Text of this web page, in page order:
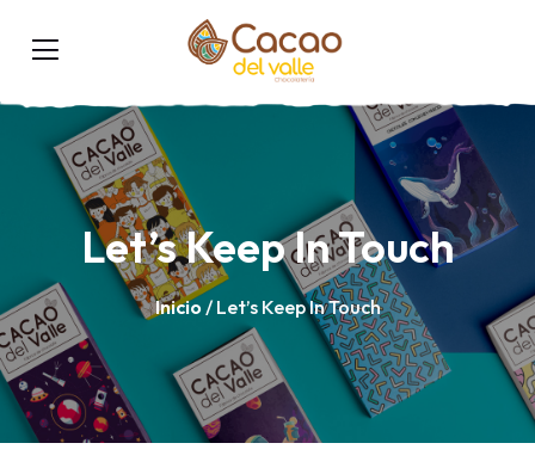
Let’s Keep In Touch
Inicio / Let’s Keep In Touch